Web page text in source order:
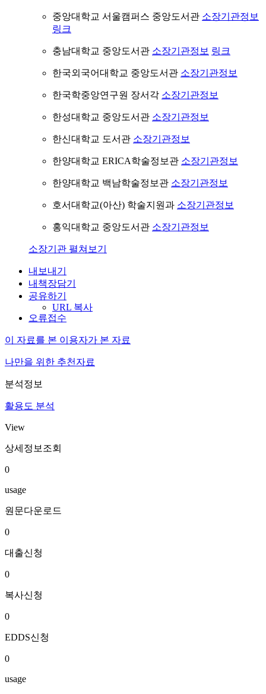
중앙대학교 서울캠퍼스 중앙도서관 소장기관정보
링크
충남대학교 중앙도서관 소장기관정보 링크
한국외국어대학교 중앙도서관 소장기관정보
한국학중앙연구원 장서각 소장기관정보
한성대학교 중앙도서관 소장기관정보
한신대학교 도서관 소장기관정보
한양대학교 ERICA학술정보관 소장기관정보
한양대학교 백남학술정보관 소장기관정보
호서대학교(아산) 학술지원과 소장기관정보
홍익대학교 중앙도서관 소장기관정보
소장기관 펼쳐보기
내보내기
내책장담기
공유하기
URL 복사
오류접수
이 자료를 본 이용자가 본 자료
나만을 위한 추천자료
분석정보
활용도 분석
View
상세정보조회
0
usage
원문다운로드
0
대출신청
0
복사신청
0
EDDS신청
0
usage